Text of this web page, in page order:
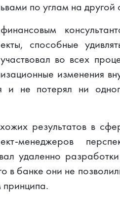
по углам на другой
способные
во всех
изменения
не потерял ни
результатов в
менеджеров
удаленно
в банке они не
принципа.